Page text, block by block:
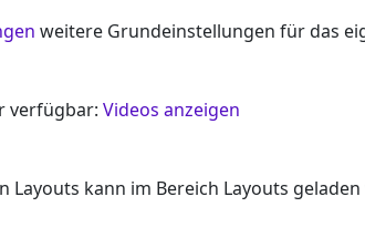
weitere Grundeinstellungen für das
verfügbar: Videos anzeigen
Layouts kann im Bereich Layouts